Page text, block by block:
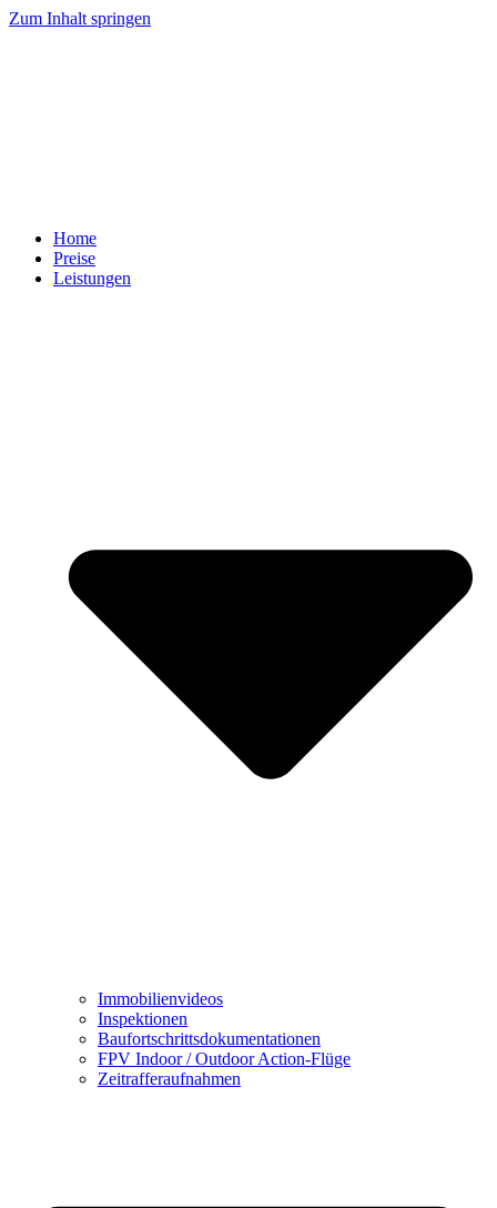
Zum Inhalt springen
Home
Preise
Leistungen
Immobilienvideos
Inspektionen
Baufortschrittsdokumentationen
FPV Indoor / Outdoor Action-Flüge
Zeitrafferaufnahmen